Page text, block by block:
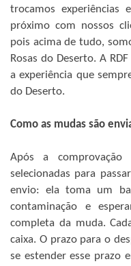
trocamos
próximo com nossos
pois acima de tudo,
Rosas do Deserto. A
a experiência que
do Deserto.
Como as mudas são
Após a
selecionadas para
envio: ela toma um
contaminação e
completa da muda.
caixa. O prazo para o
se estender esse prazo